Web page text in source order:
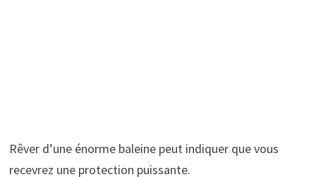
Rêver d’une énorme baleine peut indiquer que vous
recevrez une protection puissante.